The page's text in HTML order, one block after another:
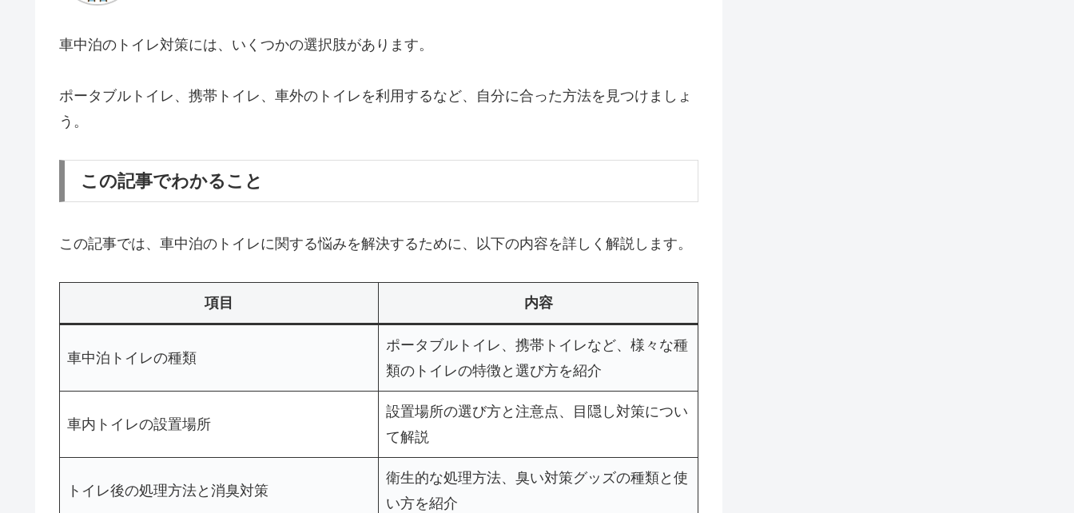
車中泊のトイレ対策には、いくつかの選択肢があります。
ポータブルトイレ、携帯トイレ、車外のトイレを利用するなど、自分に合った方法を見つけましょ
う。
この記事でわかること
この記事では、車中泊のトイレに関する悩みを解決するために、以下の内容を詳しく解説します。
項目 内容
車中泊トイレの種類
ポータブルトイレ、携帯トイレなど、様々な種
類のトイレの特徴と選び方を紹介
車内トイレの設置場所
設置場所の選び方と注意点、目隠し対策につい
て解説
トイレ後の処理方法と消臭対策
衛生的な処理方法、臭い対策グッズの種類と使
い方を紹介